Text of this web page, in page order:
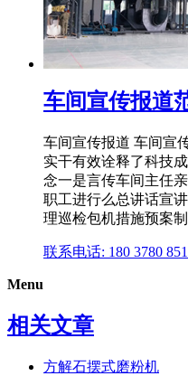
车间宣传报道
车间宣传报道 车间宣
实干有效诠释了科技
念一是言传车间主任
职工进行么总讲话宣
理巡检包机措施预案
联系电话: 180 3780
Menu
相关文章
方解石摆式磨粉机